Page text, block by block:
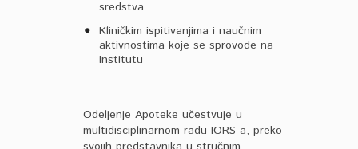
sredstva
Kliničkim ispitivanjima i naučnim
aktivnostima koje se sprovode na
Institutu
Odeljenje Apoteke učestvuje u
multidisciplinarnom radu IORS-a, preko